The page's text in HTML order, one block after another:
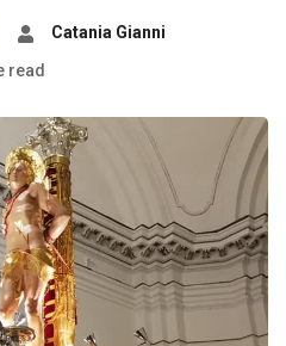
Catania Gianni
read